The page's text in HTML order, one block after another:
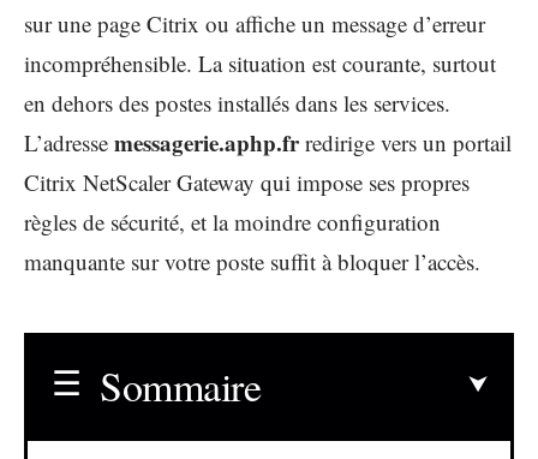
sur une page Citrix ou affiche un message d’erreur
incompréhensible. La situation est courante, surtout
en dehors des postes installés dans les services.
L’adresse messagerie.aphp.frredirige vers un portail
Citrix NetScaler Gateway qui impose ses propres
règles de sécurité, et la moindre configuration
manquante sur votre poste suffit à bloquer l’accès.
Sommaire